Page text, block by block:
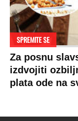
SPREMITE SE
Za posnu
izdvojiti
plata ode na